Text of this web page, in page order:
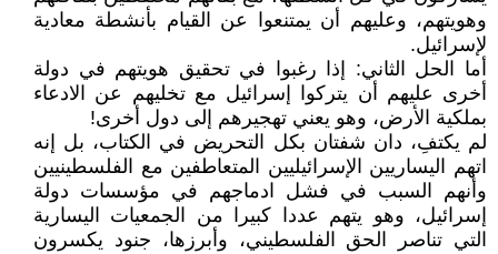
وهويتهم، وعليهم أن يمتنعوا عن القيام بأنشطة معادية
لإسرائيل.
أما الحل الثاني: إذا رغبوا في تحقيق هويتهم في دولة
أخرى عليهم أن يتركوا إسرائيل مع تخليهم عن الادعاء
بملكية الأرض، وهو يعني تهجيرهم إلى دول أخرى!
لم يكتفِ، دان شفتان بكل التحريض في الكتاب، بل إنه
اتهم اليساريين الإسرائيليين المتعاطفين مع الفلسطينيين
وأنهم السبب في فشل ادماجهم في مؤسسات دولة
إسرائيل، وهو يتهم عددا كبيرا من الجمعيات اليسارية
التي تناصر الحق الفلسطيني، وأبرزها، جنود يكسرون